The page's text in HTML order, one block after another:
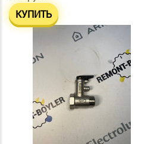
КУПИТЬ